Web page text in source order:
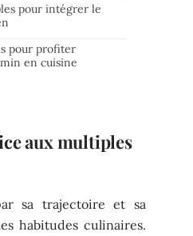
pour intégrer le
pour profiter
en cuisine
aux multiples
sa trajectoire et sa
habitudes culinaires.